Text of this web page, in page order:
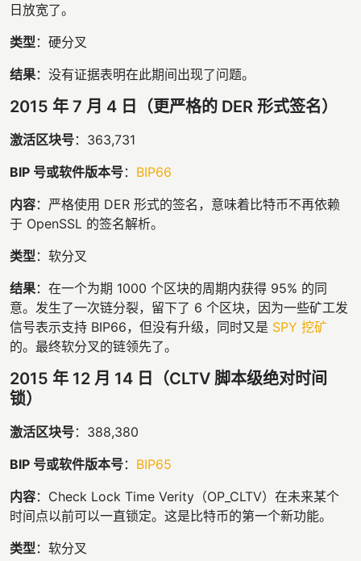
日放宽了。
类型：硬分叉
结果：没有证据表明在此期间出现了问题。
2015 年 7 月 4 日（更严格的 DER 形式签名）
激活区块号：363,731
BIP 号或软件版本号： BIP66
内容：严格使用 DER 形式的签名，意味着比特币不再依赖
于 OpenSSL 的签名解析。
类型：软分叉
结果：在一个为期 1000 个区块的周期内获得 95% 的同
意。发生了一次链分裂，留下了 6 个区块，因为一些矿工发
信号表示支持 BIP66，但没有升级，同时又是 SPY 挖矿
的。最终软分叉的链领先了。
2015 年 12 月 14 日（CLTV 脚本级绝对时间
锁）
激活区块号：388,380
BIP 号或软件版本号： BIP65
内容：Check Lock Time Verity（OP_CLTV）在未来某个
时间点以前可以一直锁定。这是比特币的第一个新功能。
类型：软分叉